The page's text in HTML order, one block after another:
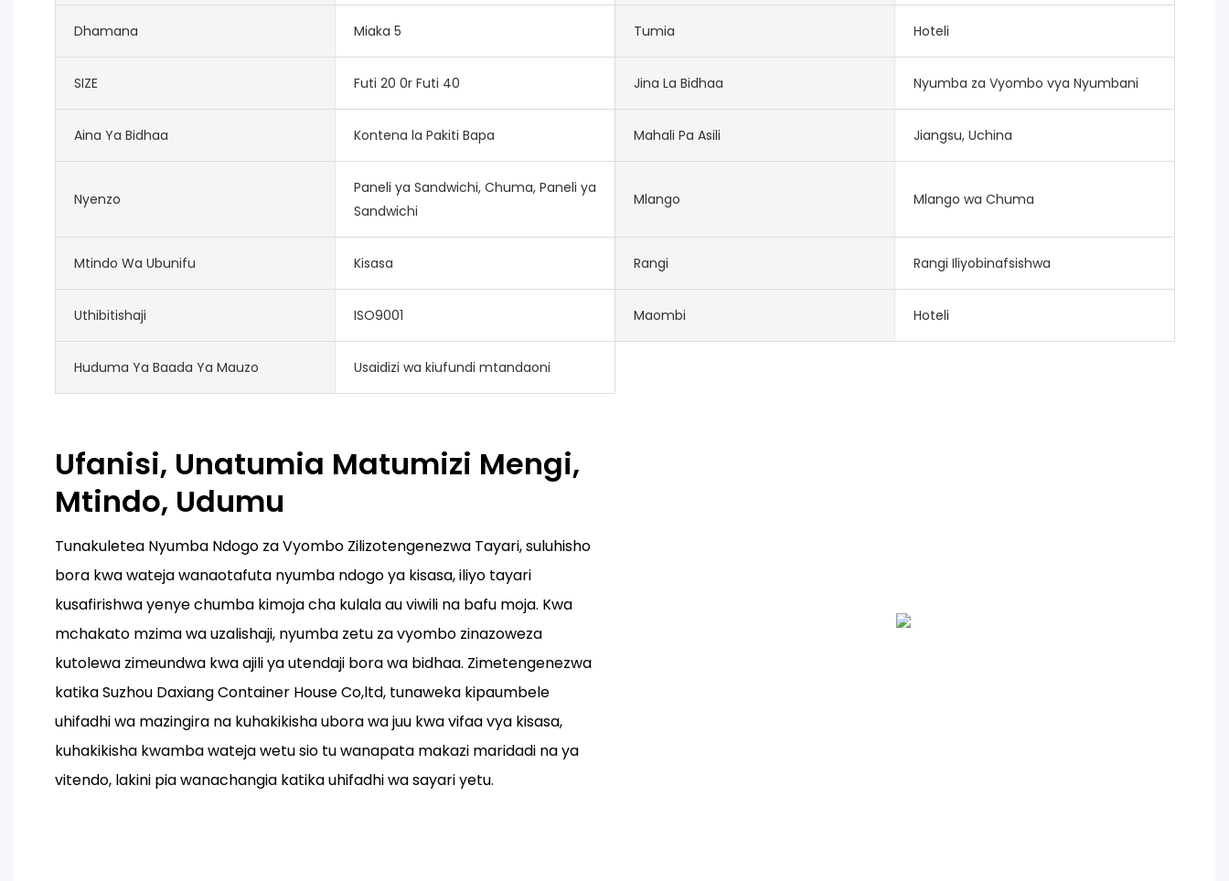
Dhamana Miaka 5 Tumia Hoteli
SIZE Futi 20 0r Futi 40 Jina La Bidhaa Nyumba za Vyombo vya Nyumbani
Aina Ya Bidhaa Kontena la Pakiti Bapa Mahali Pa Asili Jiangsu, Uchina
Nyenzo
Paneli ya Sandwichi, Chuma, Paneli ya
Sandwichi
Mlango Mlango wa Chuma
Mtindo Wa Ubunifu Kisasa Rangi Rangi Iliyobinafsishwa
Uthibitishaji ISO9001 Maombi Hoteli
Huduma Ya Baada Ya Mauzo Usaidizi wa kiufundi mtandaoni
Ufanisi, Unatumia Matumizi Mengi,
Mtindo, Udumu
Tunakuletea Nyumba Ndogo za Vyombo Zilizotengenezwa Tayari, suluhisho
bora kwa wateja wanaotafuta nyumba ndogo ya kisasa, iliyo tayari
kusafirishwa yenye chumba kimoja cha kulala au viwili na bafu moja. Kwa
mchakato mzima wa uzalishaji, nyumba zetu za vyombo zinazoweza
kutolewa zimeundwa kwa ajili ya utendaji bora wa bidhaa. Zimetengenezwa
katika Suzhou Daxiang Container House Co,ltd, tunaweka kipaumbele
uhifadhi wa mazingira na kuhakikisha ubora wa juu kwa vifaa vya kisasa,
kuhakikisha kwamba wateja wetu sio tu wanapata makazi maridadi na ya
vitendo, lakini pia wanachangia katika uhifadhi wa sayari yetu.